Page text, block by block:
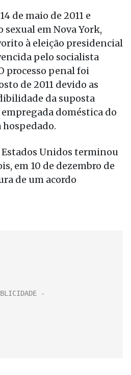
de maio de 2011 e
sexual em Nova York,
à eleição presidencial
pelo socialista
processo penal foi
de 2011 devido as
da suposta
doméstica do
hospedado.
Estados Unidos terminou
em 10 de dezembro de
de um acordo